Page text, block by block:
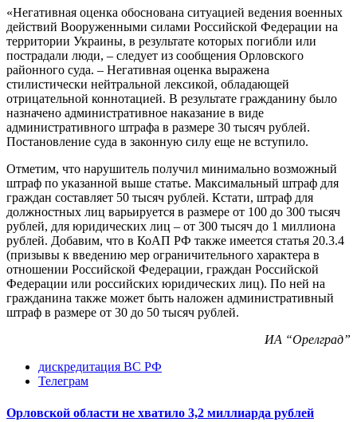
«Негативная оценка обоснована ситуацией ведения военных
действий Вооруженными силами Российской Федерации на
территории Украины, в результате которых погибли или
пострадали люди, – следует из сообщения Орловского
районного суда. – Негативная оценка выражена
стилистически нейтральной лексикой, обладающей
отрицательной коннотацией. В результате гражданину было
назначено административное наказание в виде
административного штрафа в размере 30 тысяч рублей.
Постановление суда в законную силу еще не вступило.
Отметим, что нарушитель получил минимально возможный
штраф по указанной выше статье. Максимальный штраф для
граждан составляет 50 тысяч рублей. Кстати, штраф для
должностных лиц варьируется в размере от 100 до 300 тысяч
рублей, для юридических лиц – от 300 тысяч до 1 миллиона
рублей. Добавим, что в КоАП РФ также имеется статья 20.3.4
(призывы к введению мер ограничительного характера в
отношении Российской Федерации, граждан Российской
Федерации или российских юридических лиц). По ней на
гражданина также может быть наложен административный
штраф в размере от 30 до 50 тысяч рублей.
ИА “Орелград”
дискредитация ВС РФ
Телеграм
Орловской области не хватило 3,2 миллиарда рублей